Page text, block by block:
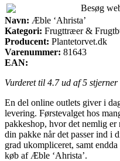
Besøg
Navn: Æble ‘Ahrista’
Kategori: Frugttræer &
Producent: Plantetorvet.dk
Varenummer: 81643
EAN:
Vurderet til 4.7ud af 5 stjerner
En del online outlets giver i
levering. Førstevalget hos
pakkeshop, hvor det nemlig
din pakke når det passer ind i
grad ukompliceret, samt
køb af Æble ‘Ahrista’.